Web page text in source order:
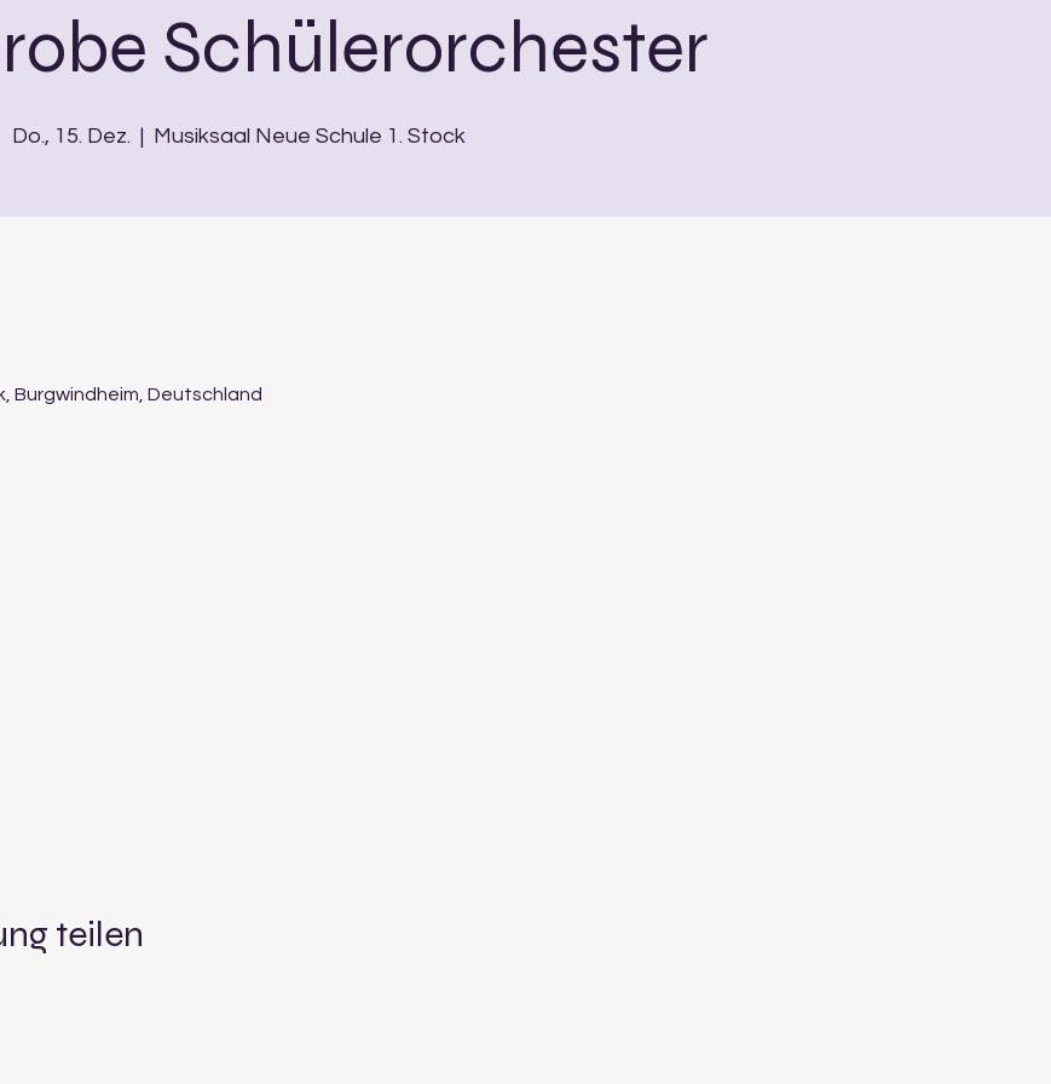
Schülerorchester
Do., 15. Dez.
  |
Musiksaal Neue Schule 1. Stock
Burgwindheim, Deutschland
teilen